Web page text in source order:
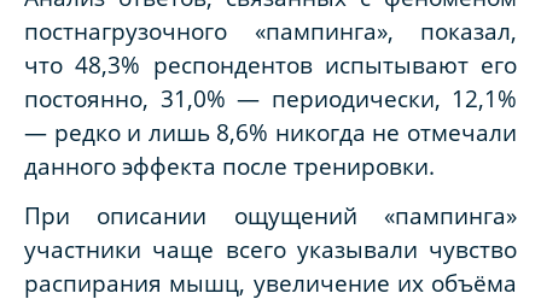
постнагрузочного «пампинга», показал,
что 48,3% респондентов испытывают его
постоянно, 31,0% — периодически, 12,1%
— редко и лишь 8,6% никогда не отмечали
данного эффекта после тренировки.
При описании ощущений «пампинга»
участники чаще всего указывали чувство
распирания мышц, увеличение их объёма